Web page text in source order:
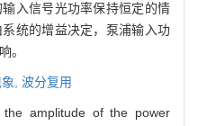
入信号光功率保持恒定的情
统的增益决定，泵浦输入功
。
, 波分复用
amplitude of the power